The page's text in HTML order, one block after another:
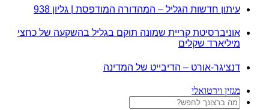
עיתון חדשות הגליל – המהדורה המודפסת | גליון 938
אוניברסיטת קריית שמונה תוקם בגליל בהשקעה של כחצי
מיליארד שקלים
דנציגר-אורט – הדיבייט של המדינה
מגזין וירטואלי